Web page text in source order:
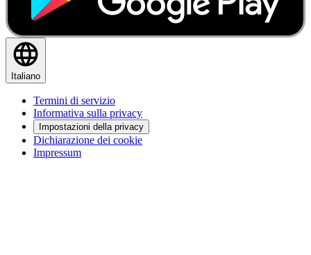
Italiano
Termini di servizio
Informativa sulla privacy
Impostazioni della privacy
Dichiarazione dei cookie
Impressum